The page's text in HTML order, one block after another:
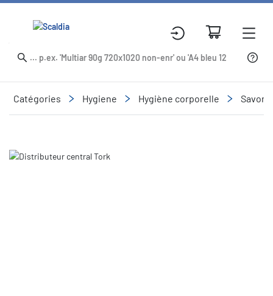
Catégories Hygiene Hygiène corporelle
Slide 2 of 2